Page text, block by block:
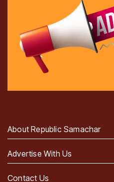
About Republic Samachar
Advertise With Us
Contact Us